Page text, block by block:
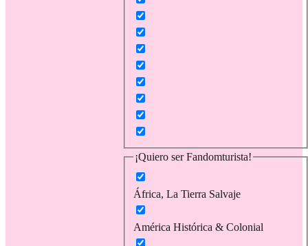
¡Quiero ser Fandomturista!
África, La Tierra Salvaje
América Histórica & Colonial